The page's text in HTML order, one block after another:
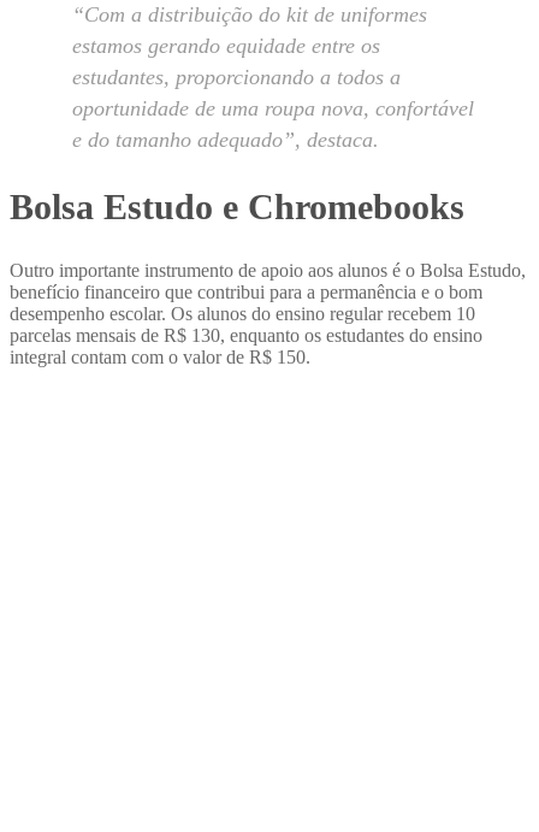
“Com a distribuição do kit de uniformes
estamos gerando equidade entre os
estudantes, proporcionando a todos a
oportunidade de uma roupa nova, confortável
e do tamanho adequado”, destaca.
Bolsa Estudo e Chromebooks
Outro importante instrumento de apoio aos alunos é o Bolsa Estudo,
benefício financeiro que contribui para a permanência e o bom
desempenho escolar. Os alunos do ensino regular recebem 10
parcelas mensais de R$ 130, enquanto os estudantes do ensino
integral contam com o valor de R$ 150.